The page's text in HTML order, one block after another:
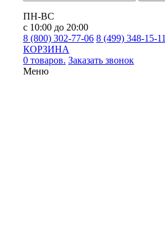
ПН-ВС
с 10:00 до 20:00
8 (800) 302-77-06 8 (499) 348-15-11
КОРЗИНА
0 товаров. Заказать звонок
Меню